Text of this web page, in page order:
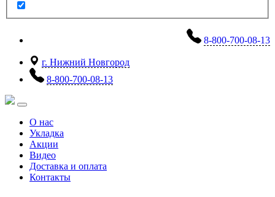
8-800-700-08-13
г. Нижний Новгород
8-800-700-08-13
О нас
Укладка
Акции
Видео
Доставка и оплата
Контакты